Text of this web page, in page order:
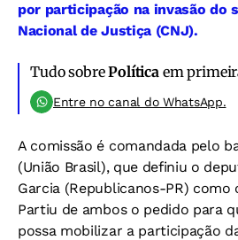
por participação na invasão do
Nacional de Justiça (CNJ).
Tudo sobrePolíticaem
Entre no canal do WhatsApp.
A comissão é comandada pelo
(União Brasil), que definiu o
Garcia (Republicanos-PR)
Partiu de ambos o pedido para
possa mobilizar a participação